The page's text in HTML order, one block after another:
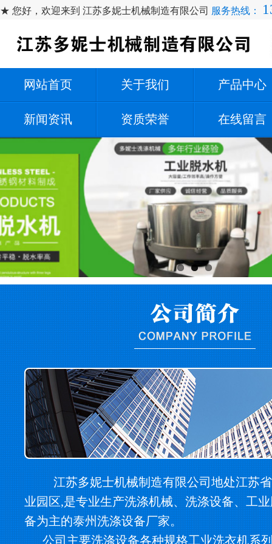
★ 您好，欢迎来到 江苏多妮士机械制造有限公司 服务热线：
网站首页 关于我们 产品中心
新闻资讯 资质荣誉 在线留言
江苏多妮士机械制造有限公司地处江苏
业园区,是专业生产洗涤机械、洗涤设备、工
备为主的泰州洗涤设备厂家。
公司主要洗涤设备各种规格工业洗衣机系